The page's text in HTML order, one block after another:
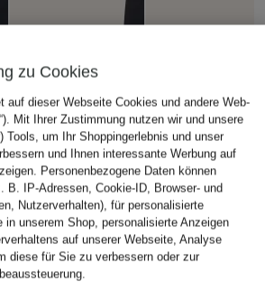
zu Cookies
auf dieser Webseite Cookies und andere Web-
Mit Ihrer Zustimmung nutzen wir und unsere
Tools, um Ihr Shoppingerlebnis und unser
und Ihnen interessante Werbung auf
Personenbezogene Daten können
B. IP-Adressen, Cookie-ID, Browser- und
Nutzerverhalten), für personalisierte
in unserem Shop, personalisierte Anzeigen
auf unserer Webseite, Analyse
diese für Sie zu verbessern oder zur